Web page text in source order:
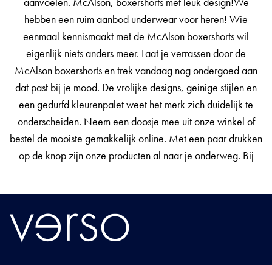
hebben een ruim aanbod underwear voor heren! Wie
eenmaal kennismaakt met de McAlson boxershorts wil
eigenlijk niets anders meer. Laat je verrassen door de
McAlson boxershorts en trek vandaag nog ondergoed aan
dat past bij je mood. De vrolijke designs, geinige stijlen en
een gedurfd kleurenpalet weet het merk zich duidelijk te
onderscheiden. Neem een doosje mee uit onze winkel of
bestel de mooiste gemakkelijk online. Met een paar drukken
op de knop zijn onze producten al naar je onderweg. Bij